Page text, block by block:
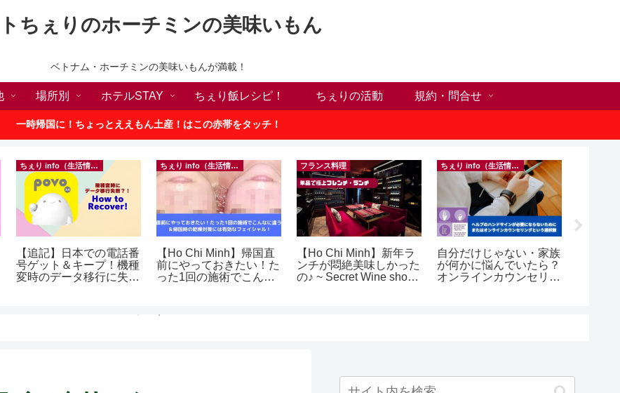
ちぇりのホーチミンの美味いもん
ベトナム・ホーチミンの美味いもんが満載！
場所別 ホテルSTAY ちぇり飯レシピ！ ちぇりの活動 規約・問合せ
一時帰国に！ちょっとええもん土産！はこの赤帯をタッチ！
ちぇり info（生活情報）
【追記】日本での電話番
号ゲット＆キープ！機種
変時のデータ移行に失敗
ちぇり info（生活情報）
【Ho Chi Minh】帰国直
前にやっておきたい！た
った1回の施術でこんな
イシャル！ ~ Rosereve
フランス料理
【Ho Chi Minh】新年ラ
ンチが悶絶美味しかった
の♪ ~ Secret Wine shop
ちぇり info（生活情報）
自分だけじゃない・家族
が何かに悩んでいたら？
オンラインカウンセリン